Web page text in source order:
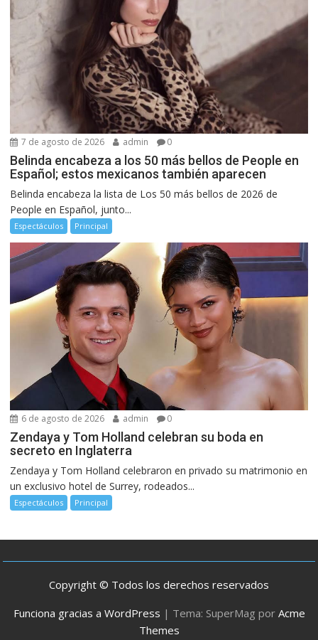
7 de agosto de 2026 admin 0
Belinda encabeza a los 50 más bellos de People en
Español; estos mexicanos también aparecen
Belinda encabeza la lista de Los 50 más bellos de 2026 de
People en Español, junto...
Espectáculos Principal
6 de agosto de 2026 admin 0
Zendaya y Tom Holland celebran su boda en
secreto en Inglaterra
Zendaya y Tom Holland celebraron en privado su matrimonio en
un exclusivo hotel de Surrey, rodeados...
Espectáculos Principal
Copyright © Todos los derechos reservados
Funciona gracias a WordPress | Tema: SuperMag por Acme
Themes